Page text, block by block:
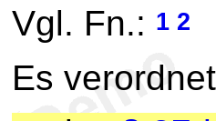
Vgl. Fn.: 1 2
Es